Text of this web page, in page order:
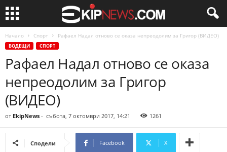
Начало Спорт Рафаел Надал отново се оказа непреодолим за Григор (ВИДЕО)
ВОДЕЩИ СПОРТ
Рафаел Надал отново се оказа
непреодолим за Григор
(ВИДЕО)
от EkipNews - събота, 7 октомври 2017, 14:21 1261
Сподели Facebook X